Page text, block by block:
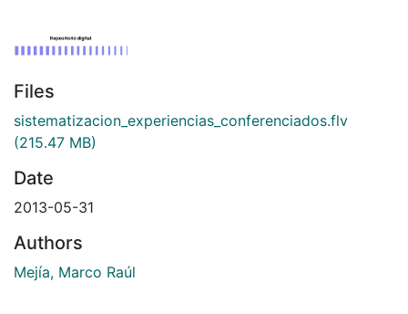
Files
sistematizacion_experiencias_conferenciados.flv
(215.47 MB)
Date
2013-05-31
Authors
Mejía, Marco Raúl